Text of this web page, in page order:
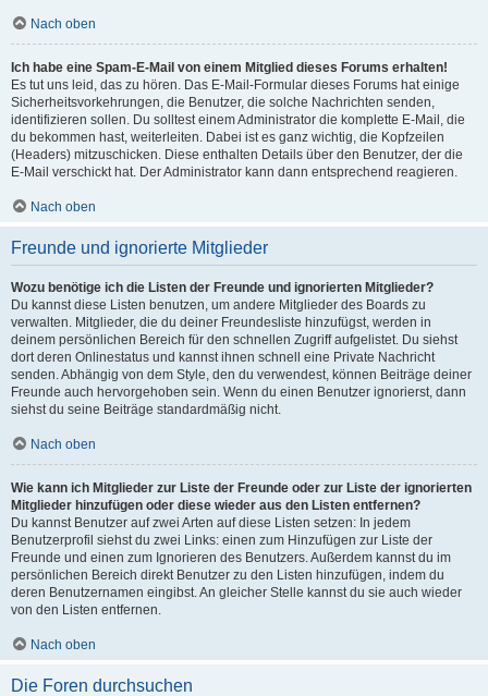
Nach oben
Ich habe eine Spam-E-Mail von einem Mitglied dieses Forums erhalten!
Es tut uns leid, das zu hören. Das E-Mail-Formular dieses Forums hat einige
Sicherheitsvorkehrungen, die Benutzer, die solche Nachrichten senden,
identifizieren sollen. Du solltest einem Administrator die komplette E-Mail, die
du bekommen hast, weiterleiten. Dabei ist es ganz wichtig, die Kopfzeilen
(Headers) mitzuschicken. Diese enthalten Details über den Benutzer, der die
E-Mail verschickt hat. Der Administrator kann dann entsprechend reagieren.
Nach oben
Freunde und ignorierte Mitglieder
Wozu benötige ich die Listen der Freunde und ignorierten Mitglieder?
Du kannst diese Listen benutzen, um andere Mitglieder des Boards zu
verwalten. Mitglieder, die du deiner Freundesliste hinzufügst, werden in
deinem persönlichen Bereich für den schnellen Zugriff aufgelistet. Du siehst
dort deren Onlinestatus und kannst ihnen schnell eine Private Nachricht
senden. Abhängig von dem Style, den du verwendest, können Beiträge deiner
Freunde auch hervorgehoben sein. Wenn du einen Benutzer ignorierst, dann
siehst du seine Beiträge standardmäßig nicht.
Nach oben
Wie kann ich Mitglieder zur Liste der Freunde oder zur Liste der ignorierten
Mitglieder hinzufügen oder diese wieder aus den Listen entfernen?
Du kannst Benutzer auf zwei Arten auf diese Listen setzen: In jedem
Benutzerprofil siehst du zwei Links: einen zum Hinzufügen zur Liste der
Freunde und einen zum Ignorieren des Benutzers. Außerdem kannst du im
persönlichen Bereich direkt Benutzer zu den Listen hinzufügen, indem du
deren Benutzernamen eingibst. An gleicher Stelle kannst du sie auch wieder
von den Listen entfernen.
Nach oben
Die Foren durchsuchen